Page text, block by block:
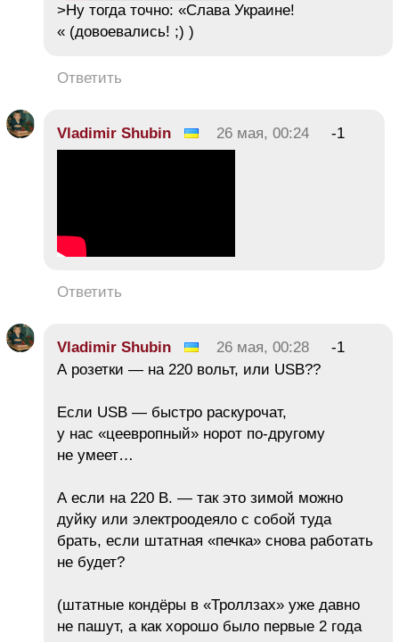
>Ну тогда точно: «Слава Украине!
« (довоевались! ;) )
Ответить
Vladimir Shubin 26 мая, 00:24 -1
Ответить
Vladimir Shubin 26 мая, 00:28
-1
А розетки — на 220 вольт, или USB??
Если USB — быстро раскурочат,
у нас «цеевропный» норот по-другому
не умеет…
А если на 220 В. — так это зимой можно
дуйку или электроодеяло с собой туда
брать, если штатная «печка» снова работать
не будет?
(штатные кондёры в «Троллзах» уже давно
не пашут, а как хорошо было первые 2 года